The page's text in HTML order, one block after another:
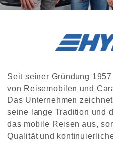
Seit seiner Gründung
von Reisemobilen und
Das Unternehmen
seine lange Tradition und
das mobile Reisen aus,
Qualität und